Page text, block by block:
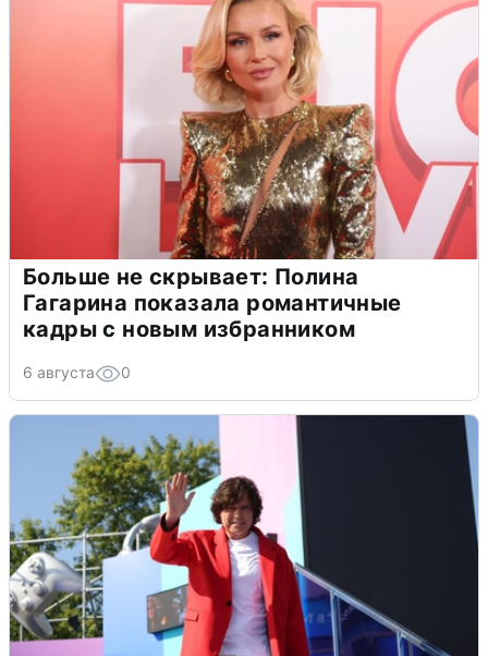
Больше не скрывает: Полина
Гагарина показала романтичные
кадры с новым избранником
6 августа 0